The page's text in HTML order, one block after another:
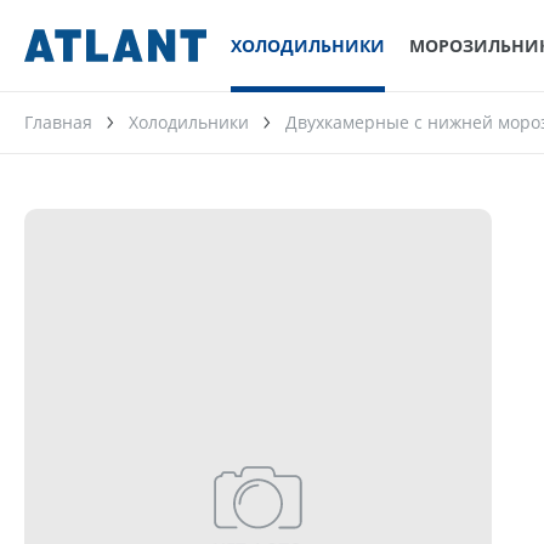
ХОЛОДИЛЬНИКИ
Главная Холодильники Двухкамерные с нижней